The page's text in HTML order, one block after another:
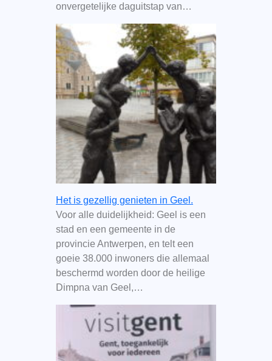
onvergetelijke daguitstap van…
Het is gezellig genieten in Geel.
Voor alle duidelijkheid: Geel is een
stad en een gemeente in de
provincie Antwerpen, en telt een
goeie 38.000 inwoners die allemaal
beschermd worden door de heilige
Dimpna van Geel,…